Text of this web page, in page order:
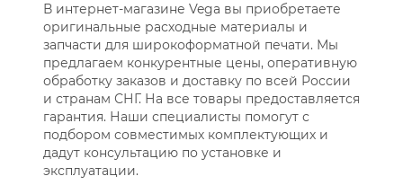
В интернет-магазине Vega вы приобретаете
оригинальные расходные материалы и
запчасти для широкоформатной печати. Мы
предлагаем конкурентные цены, оперативную
обработку заказов и доставку по всей России
и странам СНГ. На все товары предоставляется
гарантия. Наши специалисты помогут с
подбором совместимых комплектующих и
дадут консультацию по установке и
эксплуатации.